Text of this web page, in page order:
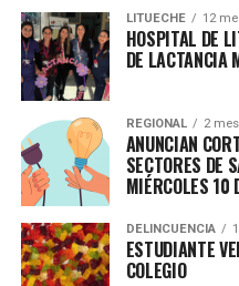
LITUECHE 12
HOSPITAL DE
DE LACTANCIA
REGIONAL 2
ANUNCIAN
SECTORES DE
MIÉRCOLES 10
DELINCUENCIA
ESTUDIANTE
COLEGIO